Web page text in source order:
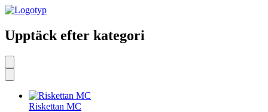
Upptäck efter kategori
Riskettan MC